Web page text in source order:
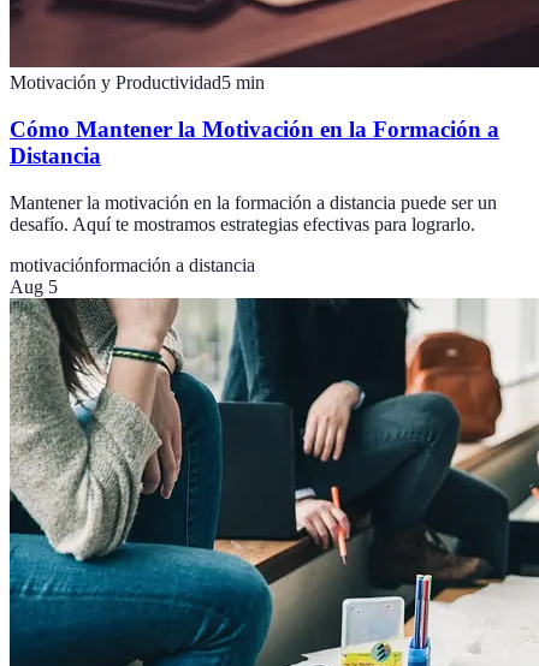
Motivación y Productividad5 min
Cómo Mantener la Motivación en la Formación a
Distancia
Mantener la motivación en la formación a distancia puede ser un
desafío. Aquí te mostramos estrategias efectivas para lograrlo.
motivaciónformación a distancia
Aug 5